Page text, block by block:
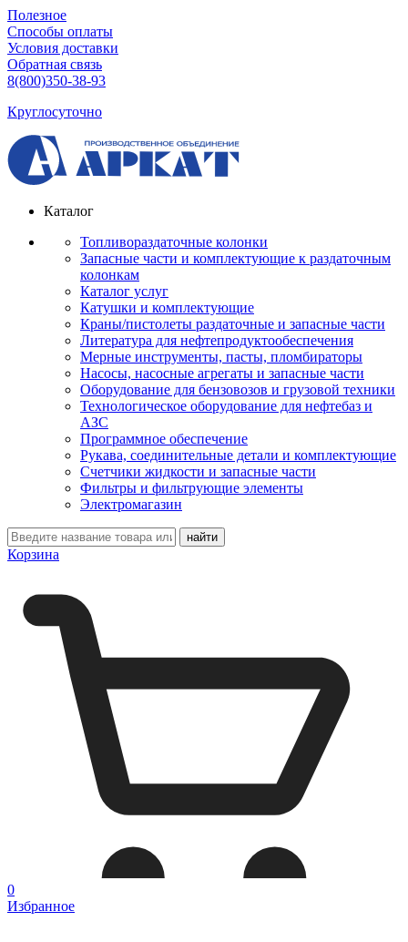
Полезное
Способы оплаты
Условия доставки
Обратная связь
8(800)350-38-93
Круглосуточно
Каталог
Топливораздаточные колонки
Запасные части и комплектующие к раздаточным
колонкам
Каталог услуг
Катушки и комплектующие
Краны/пистолеты раздаточные и запасные части
Литература для нефтепродуктообеспечения
Мерные инструменты, пасты, пломбираторы
Насосы, насосные агрегаты и запасные части
Оборудование для бензовозов и грузовой техники
Технологическое оборудование для нефтебаз и
АЗС
Программное обеспечение
Рукава, соединительные детали и комплектующие
Счетчики жидкости и запасные части
Фильтры и фильтрующие элементы
Электромагазин
Корзина
0
Избранное